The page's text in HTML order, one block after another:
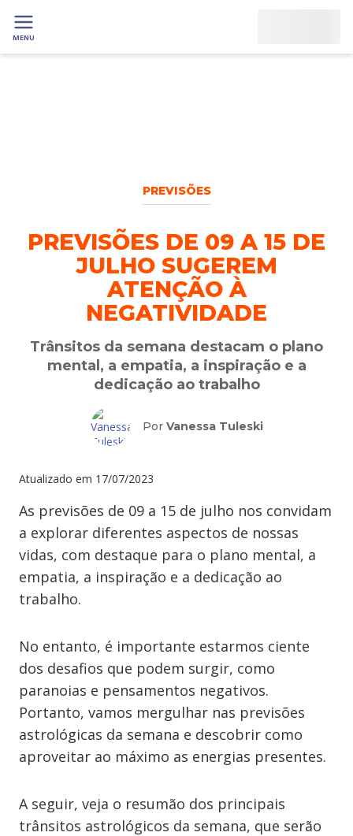
MENU
PREVISÕES
PREVISÕES DE 09 A 15 DE
JULHO SUGEREM
ATENÇÃO À
NEGATIVIDADE
Trânsitos da semana destacam o plano
mental, a empatia, a inspiração e a
dedicação ao trabalho
Por Vanessa Tuleski
Atualizado em 17/07/2023
As previsões de 09 a 15 de julho nos convidam
a explorar diferentes aspectos de nossas
vidas, com destaque para o plano mental, a
empatia, a inspiração e a dedicação ao
trabalho.
No entanto, é importante estarmos ciente
dos desafios que podem surgir, como
paranoias e pensamentos negativos.
Portanto, vamos mergulhar nas previsões
astrológicas da semana e descobrir como
aproveitar ao máximo as energias presentes.
A seguir, veja o resumão dos principais
trânsitos astrológicos da semana, que serão